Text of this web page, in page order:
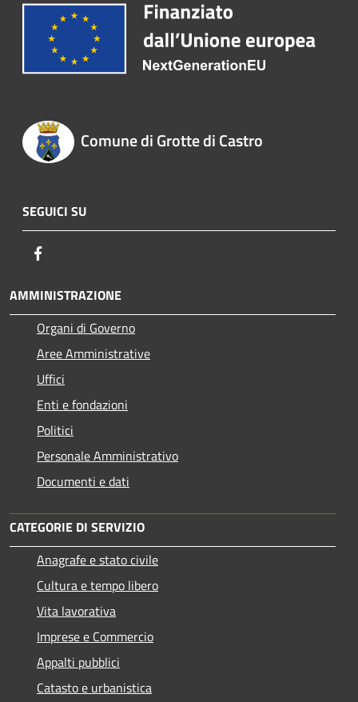
Comune di Grotte di Castro
SEGUICI SU
AMMINISTRAZIONE
Organi di Governo
Aree Amministrative
Uffici
Enti e fondazioni
Politici
Personale Amministrativo
Documenti e dati
CATEGORIE DI SERVIZIO
Anagrafe e stato civile
Cultura e tempo libero
Vita lavorativa
Imprese e Commercio
Appalti pubblici
Catasto e urbanistica